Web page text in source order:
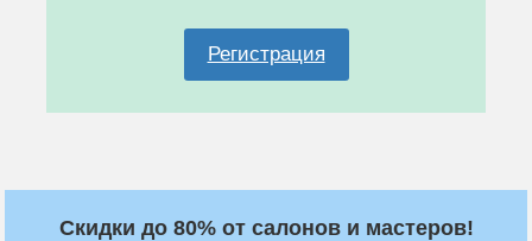
Регистрация
Скидки до 80% от салонов и мастеров!